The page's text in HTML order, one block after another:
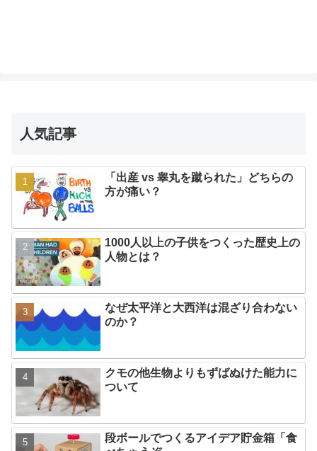
人気記事
「出産 vs 睾丸を蹴られた」どちらの
方が痛い？
1000人以上の子供をつくった歴史上の
人物とは？
なぜ太平洋と大西洋は混ざり合わない
のか？
クモの他生物よりもずばぬけた能力に
ついて
段ボールでつくるアイデア貯金箱「食